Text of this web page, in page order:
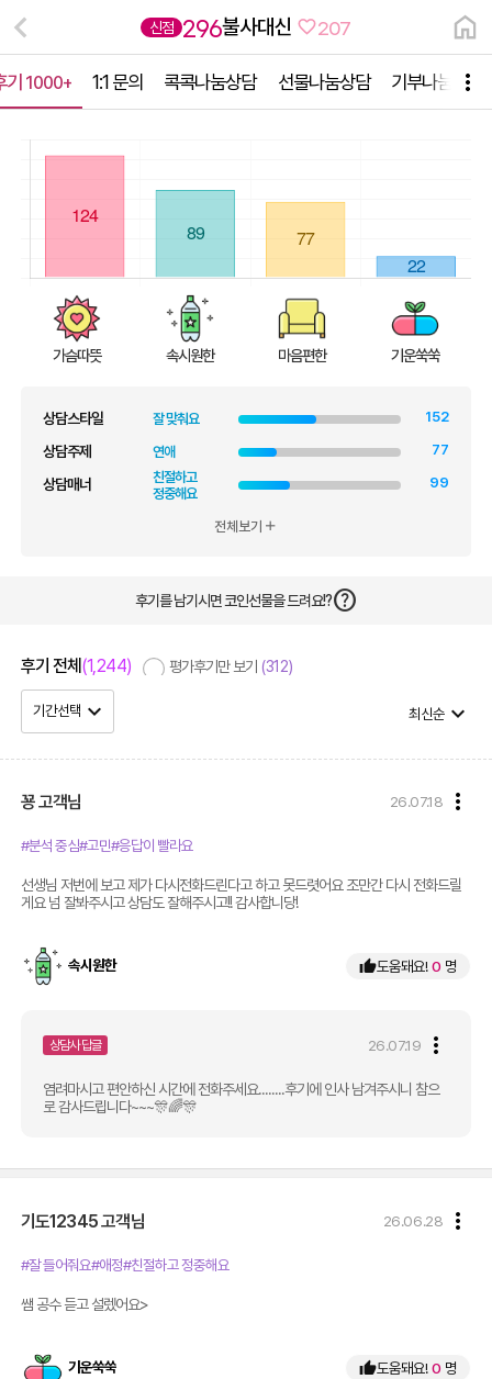
신점 296불사대신 207
1000+ 1:1 문의 콕콕나눔상담 선물나눔상담 기부나눔상담
가슴따뜻 속시원한 마음편한 기운쑥쑥
상담스타일 잘 맞춰요
상담주제 연애
상담매너
친절하고
정중해요
전체보기 add
후기를 남기시면 코인선물을 드려요!?help
후기 전체 (1,244) 평가후기만 보기 (312)
기간선택 expand_more 최신순 expand_more
꾱고객님 26.07.18 more_vert
#분석 중심#고민#응답이 빨라요
선생님 저번에 보고 제가 다시전화드린다고 하고 못드렷어요 조만간 다시 전화드릴
게요 넘 잘봐주시고 상담도 잘해주시고!! 감사합니당!
속시원한 thumb_up도움돼요! 0 명
상담사 답글 26.07.19 more_vert
염려마시고 편안하신 시간에 전화주세요........후기에 인사 남겨주시니 참으
로 감사드립니다~~~🎊🌈🎊
기도12345고객님 26.06.28 more_vert
#잘 들어줘요#애정#친절하고 정중해요
쌤 공수 듣고 설렜어요>
기운쑥쑥 thumb_up도움돼요! 0 명